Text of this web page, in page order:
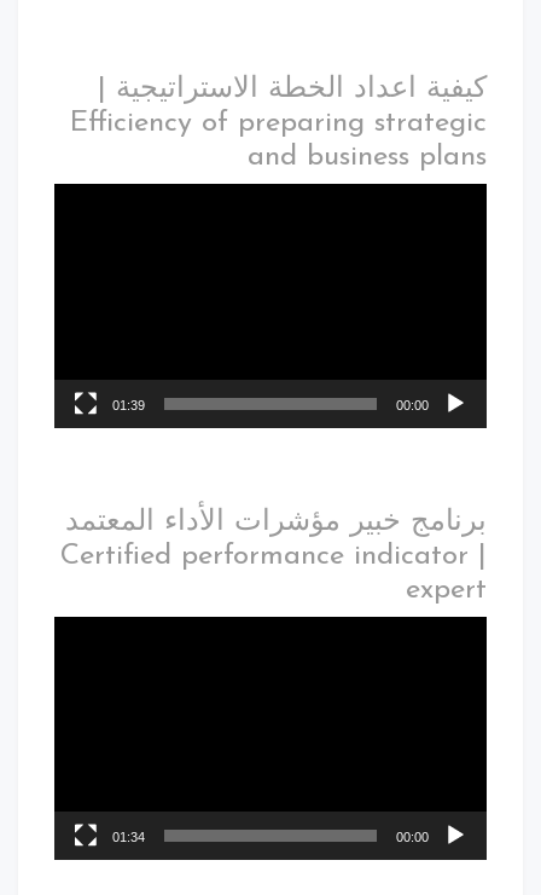
كيفية اعداد الخطة الاستراتيجية |
Efficiency of preparing strategic
and business plans
00:00
01:39
برنامج خبير مؤشرات الأداء المعتمد
| Certified performance indicator
expert
00:00
01:34